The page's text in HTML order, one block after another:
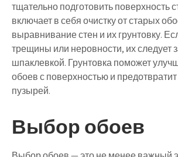
тщательно подготовить поверхность
включает в себя очистку от старых
выравнивание стен и их грунтовку.
трещины или неровности, их следует
шпаклевкой. Грунтовка поможет
обоев с поверхностью и
пузырей.
Выбор обоев